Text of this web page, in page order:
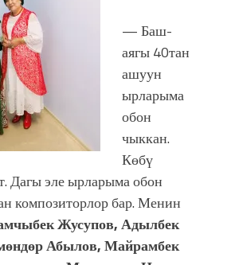
— Баш-
аягы 40тан
ашуун
ырларыма
обон
чыккан.
Көбү
Дагы эле ырларыма обон
композиторлор бар. Менин
Жусупов, Адылбек
Абылов, Майрамбек